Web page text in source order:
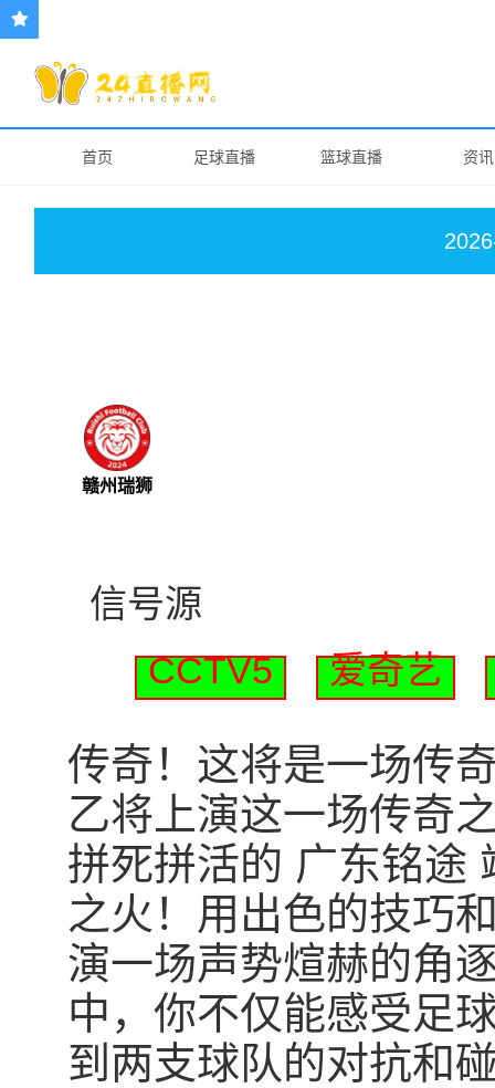
首页 足球直播 篮球直播 资讯
赣州瑞狮
信号源
CCTV5
爱奇艺
传奇！这将是一场传
乙将上演这一场传奇
拼死拼活的 广东铭途
之火！用出色的技巧
演一场声势煊赫的角
中，你不仅能感受足
到两支球队的对抗和